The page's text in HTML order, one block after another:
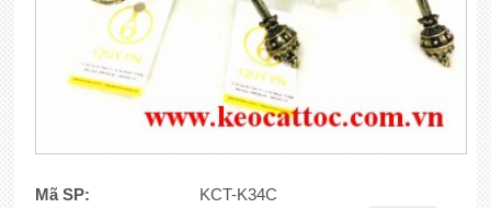
Mã SP:
KCT-K34C